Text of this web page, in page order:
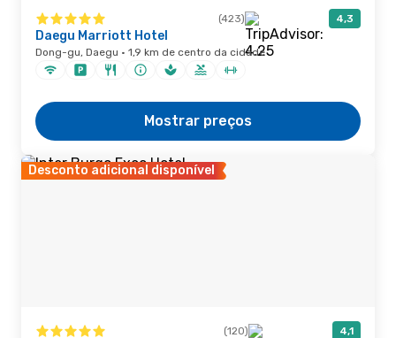
(423) 4,3
Daegu Marriott Hotel
Dong-gu, Daegu · 1,9 km de centro da cidade
Mostrar preços
Desconto adicional disponível
(120) 4,1